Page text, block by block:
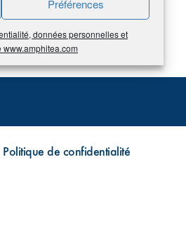
Préférences
données personnelles et
Politique de confidentialité